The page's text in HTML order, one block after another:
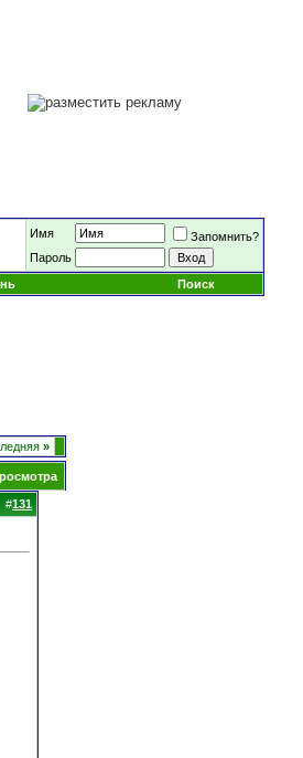
Имя
Запомнить?
Пароль
Поиск
»
#131